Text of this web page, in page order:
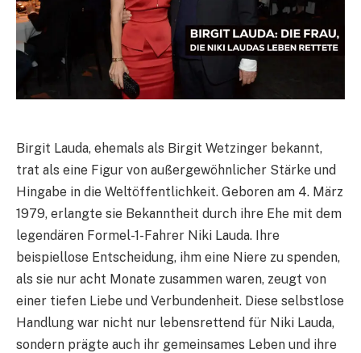
Birgit Lauda, ehemals als Birgit Wetzinger bekannt,
trat als eine Figur von außergewöhnlicher Stärke und
Hingabe in die Weltöffentlichkeit. Geboren am 4. März
1979, erlangte sie Bekanntheit durch ihre Ehe mit dem
legendären Formel-1-Fahrer Niki Lauda. Ihre
beispiellose Entscheidung, ihm eine Niere zu spenden,
als sie nur acht Monate zusammen waren, zeugt von
einer tiefen Liebe und Verbundenheit. Diese selbstlose
Handlung war nicht nur lebensrettend für Niki Lauda,
sondern prägte auch ihr gemeinsames Leben und ihre